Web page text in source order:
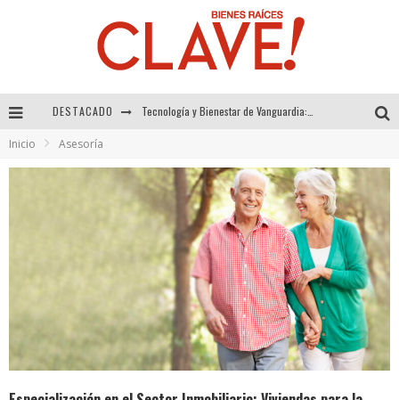
DESTACADO
Sector Inmobiliario – recuperación a paso firme
El Despertar de la Calidez: Acabados Dorados de FV para Elevar tu Espacio
Inicio Asesoría